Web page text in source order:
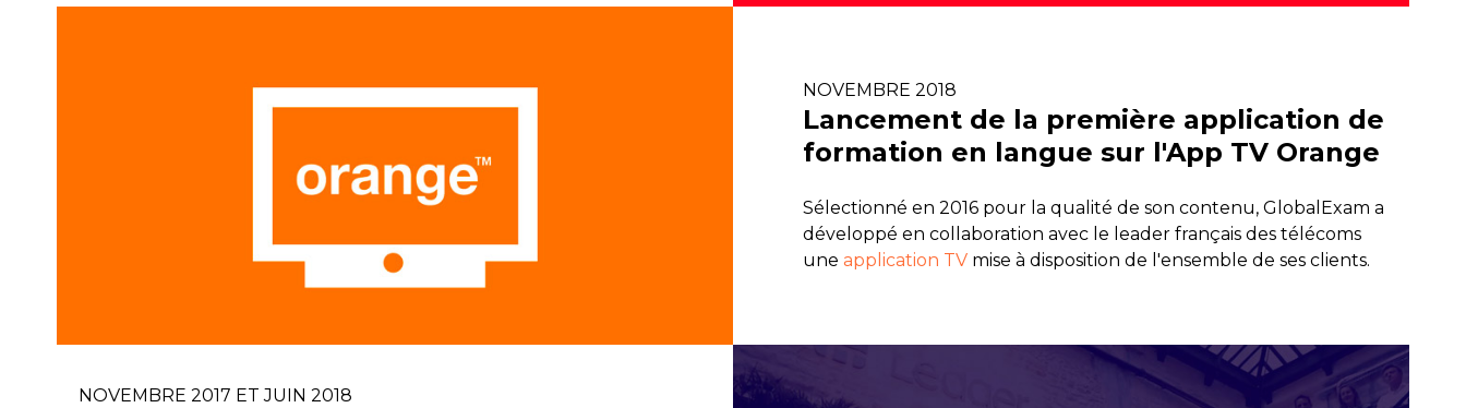
NOVEMBRE 2018
Lancement de la première application de
formation en langue sur l'App TV Orange
Sélectionné en 2016 pour la qualité de son contenu, GlobalExam a
développé en collaboration avec le leader français des télécoms
une application TV mise à disposition de l'ensemble de ses clients.
NOVEMBRE 2017 ET JUIN 2018